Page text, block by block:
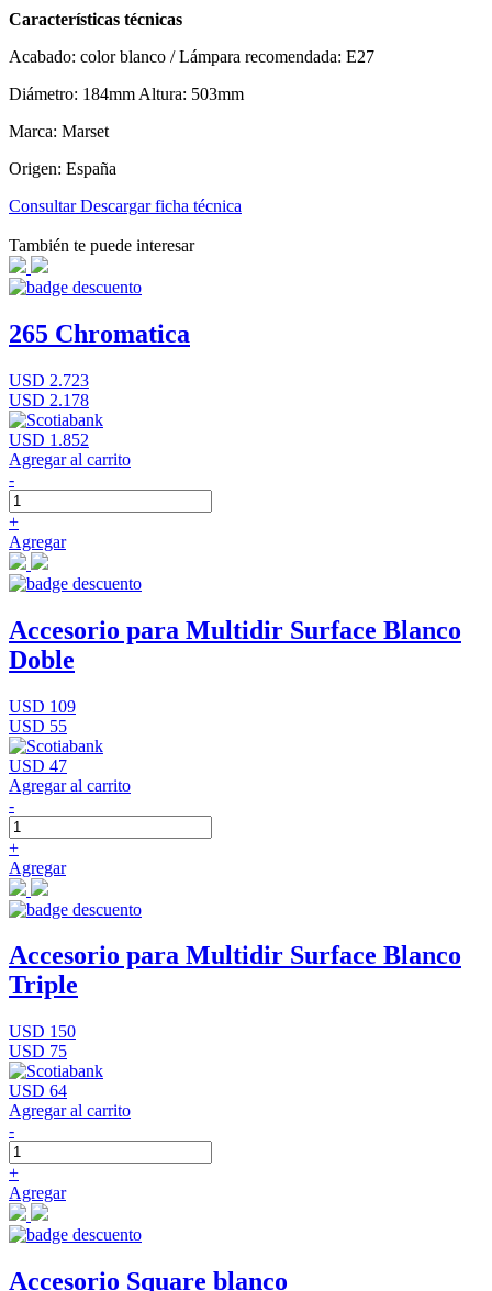
Características técnicas
Acabado: color blanco / Lámpara recomendada: E27
Diámetro: 184mm Altura: 503mm
Marca: Marset
Origen: España
ConsultarDescargar ficha técnica
También te puede interesar
265 Chromatica
USD 2.723
USD 2.178
USD 1.852
Agregar al carrito
-
+
Agregar
Accesorio para Multidir Surface Blanco
Doble
USD 109
USD 55
USD 47
Agregar al carrito
-
+
Agregar
Accesorio para Multidir Surface Blanco
Triple
USD 150
USD 75
USD 64
Agregar al carrito
-
+
Agregar
Accesorio Square blanco